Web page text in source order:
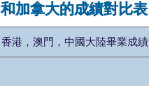
加拿大的成績對比表
港，澳門，中國大陸畢業成績